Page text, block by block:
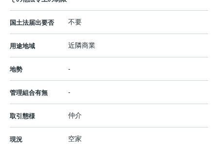
国土法届出要否 不要
用途地域 近隣商業
地勢 -
管理組合有無 -
取引態様 仲介
現況 空家